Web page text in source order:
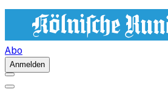
Abo
Anmelden